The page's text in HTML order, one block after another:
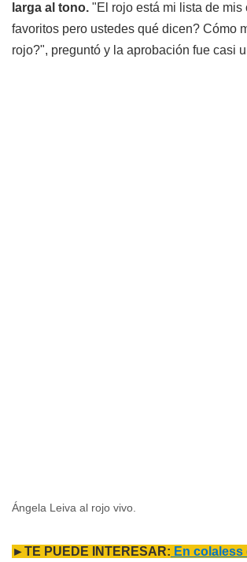
larga al tono. "El rojo está mi lista de mis
favoritos pero ustedes qué dicen? Cómo
rojo?", preguntó y la aprobación fue casi
Ángela Leiva al rojo vivo.
►TE PUEDE INTERESAR: En